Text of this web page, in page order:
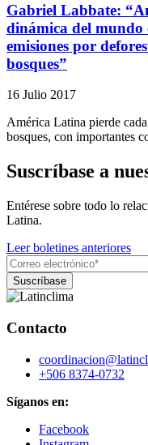
Gabriel Labbate:
dinámica del mundo
emisiones por
bosques”
16 Julio 2017
América Latina pierde
bosques, con importantes
Suscríbase a
Entérese sobre todo lo
Latina.
Leer boletines anteriores
Contacto
+506 8374-0732
Síganos en:
Facebook